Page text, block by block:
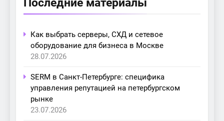
Как выбрать серверы, СХД и сетевое
оборудование для бизнеса в Москве
28.07.2026
SERM в Санкт-Петербурге: специфика
управления репутацией на петербургском
рынке
23.07.2026